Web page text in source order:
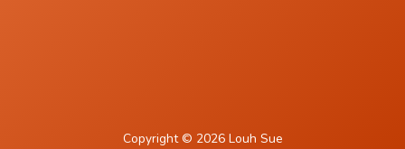
Copyright © 2026 Louh Sue